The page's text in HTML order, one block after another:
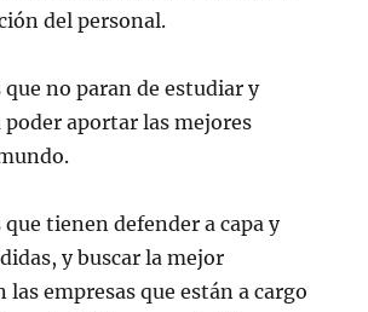
del personal.
que no paran de estudiar y
aportar las mejores
que tienen defender a capa y
y buscar la mejor
empresas que están a cargo